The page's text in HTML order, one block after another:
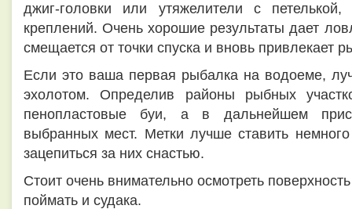
джиг-головки или утяжелители с
креплений. Очень хорошие результаты дает
смещается от точки спуска и вновь привлекает
Если это ваша первая рыбалка на водоеме,
эхолотом. Определив районы рыбных
пенопластовые буи, а в дальнейшем
выбранных мест. Метки лучше ставить
зацепиться за них снастью.
Стоит очень внимательно осмотреть
поймать и судака.